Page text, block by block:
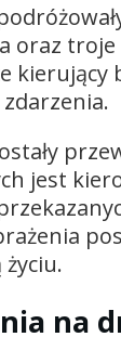
oraz troje
kierujący
jest
życiu.
na